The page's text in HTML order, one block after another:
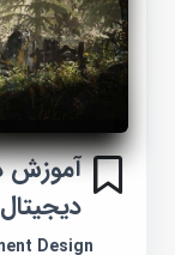
آموزش
دیجیتال
Design